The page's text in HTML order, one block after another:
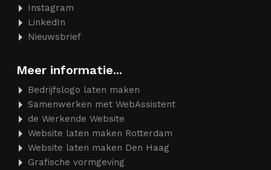
Instagram
LinkedIn
Nieuwsbrief
Meer informatie...
Bedrijfslogo laten maken
Samenwerken met WebAssistent
de Werkende Website
Website laten maken Rotterdam
Website laten maken Den Haag
Grafische vormgeving